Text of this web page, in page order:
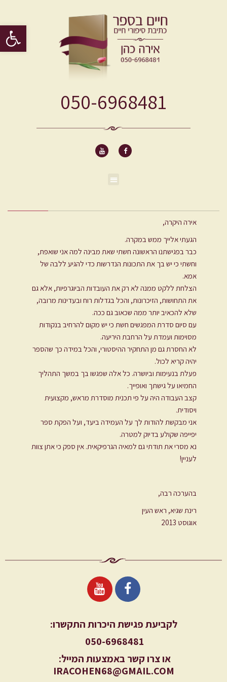
050-6968481
אירה היקרה,
הגעתי אלייך ממש במקרה.
כבר בפגישתנו הראשונה חשתי שאת מבינה למה אני שואפת,
וחשתי כי יש בך את התכונות הנדרשות כדי להגיע ללבה של
אמא.
הצלחת ללקט ממנה לא רק את העובדות הביוגרפיות, אלא גם
את התחושות, הזיכרונות, והכל בגדלות רוח ובעדינות מרובה,
שלא להכאיב יותר ממה שכאוב גם ככה.
עם סיום סדרת המפגשים חשת כי יש מקום להרחיב בנקודות
מסוימות ועמדת על הרחבת היריעה.
לא החסרת גם מן התחקיר ההיסטורי, והכל במידה כך שהספר
יהיה קריא לכול.
פעלת בנעימות וביושרה. כל אלה שפגשו בך במשך התהליך
החמיאו על גישתך ואופייך.
קצב העבודה היה על פי תכנית מוסדרת מראש, מקצועית
ויסודית.
אני מבקשת להודות לך על העמידה ביעד, ועל הפקת ספר
יפייפה שקולע בדיוק למטרה.
נא מסרי את תודתי גם למאיה הגרפיקאית. אין ספק כי אתן צוות
לעניין!
בהערכה רבה,
רינת שגיא, ראש העין
אוגוסט 2013
לקביעת פגישת היכרות התקשרו:
050-6968481
או צרו קשר באמצעות המייל:
IRACOHEN68@GMAIL.COM
פתח